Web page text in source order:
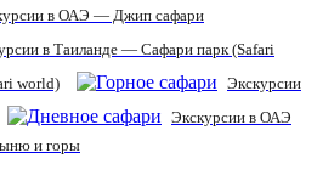
в ОАЭ — Джип сафари
в Таиланде — Сафари парк (Safari
world)
Экскурсии
Экскурсии в ОАЭ
и горы